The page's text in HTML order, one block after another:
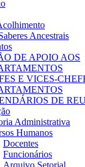
Ancestrais
DE APOIO AOS
E VICES-
DE
Administrativa
Humanos
Docentes
Funcionários
Arquivo Setorial